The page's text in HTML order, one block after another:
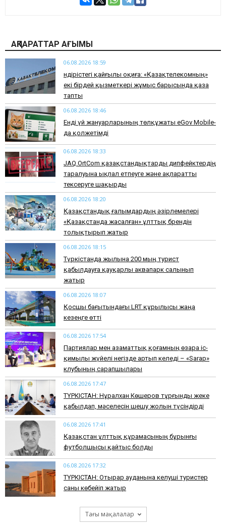
АҚПАРАТТАР АҒЫМЫ
06.08.2026 18:59
Өндірістегі қайғылы оқиға: «Қазақтелекомның»
екі бірдей қызметкері жұмыс барысында қаза
тапты
06.08.2026 18:46
Енді үй жануарларының төлқұжаты eGov Mobile-
да қолжетімді
06.08.2026 18:33
JAQ.OrtCom қазақстандықтарды дипфейктердің
таралуына ықпал етпеуге және ақпаратты
тексеруге шақырды
06.08.2026 18:20
Қазақстандық ғалымдардың әзірлемелері
«Қазақстанда жасалған» ұлттық брендін
толықтырып жатыр
06.08.2026 18:15
Түркістанда жылына 200 мың турист
қабылдауға қауқарлы аквапарк салынып
жатыр
06.08.2026 18:07
Қосшы бағытындағы LRT құрылысы жаңа
кезеңге өтті
06.08.2026 17:54
Партиялар мен азаматтық қоғамның өзара іс-
қимылы жүйелі негізде артып келеді – «Sarap»
клубының сарапшылары
06.08.2026 17:47
ТҮРКІСТАН: Нұралхан Көшеров тұрғынды жеке
қабылдап, мәселесін шешу жолын түсіндірді
06.08.2026 17:41
Қазақстан ұлттық құрамасының бұрынғы
футболшысы қайтыс болды
06.08.2026 17:32
ТҮРКІСТАН: Отырар ауданына келуші туристер
саны көбейіп жатыр
Тағы мақалалар